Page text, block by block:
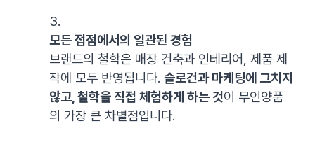
모든 접점에서의 일관된 경험
브랜드의 철학은 매장 건축과 인테리어, 제품 제
작에 모두 반영됩니다. 슬로건과 마케팅에 그치지
않고, 철학을 직접 체험하게 하는 것이 무인양품
의 가장 큰 차별점입니다.